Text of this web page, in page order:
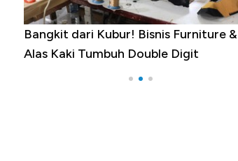
Bangkit dari Kubur! Bisnis Furniture &
Alas Kaki Tumbuh Double Digit